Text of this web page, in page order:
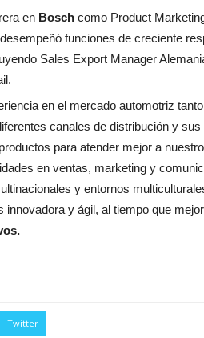
en Bosch como Product
funciones de creciente
Sales Export Manager
en el mercado automotriz
canales de distribución y
para atender mejor a
en ventas, marketing y
y entornos
y ágil, al tiempo que
Twitter